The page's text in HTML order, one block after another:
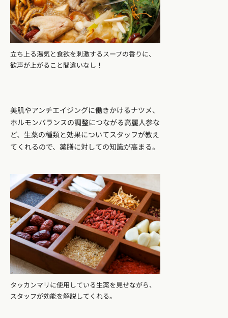
立ち上る湯気と食欲を刺激するスープの香りに、
歓声が上がること間違いなし！
美肌やアンチエイジングに働きかけるナツメ、
ホルモンバランスの調整につながる高麗人参な
ど、生薬の種類と効果についてスタッフが教え
てくれるので、薬膳に対しての知識が高まる。
タッカンマリに使用している生薬を見せながら、
スタッフが効能を解説してくれる。